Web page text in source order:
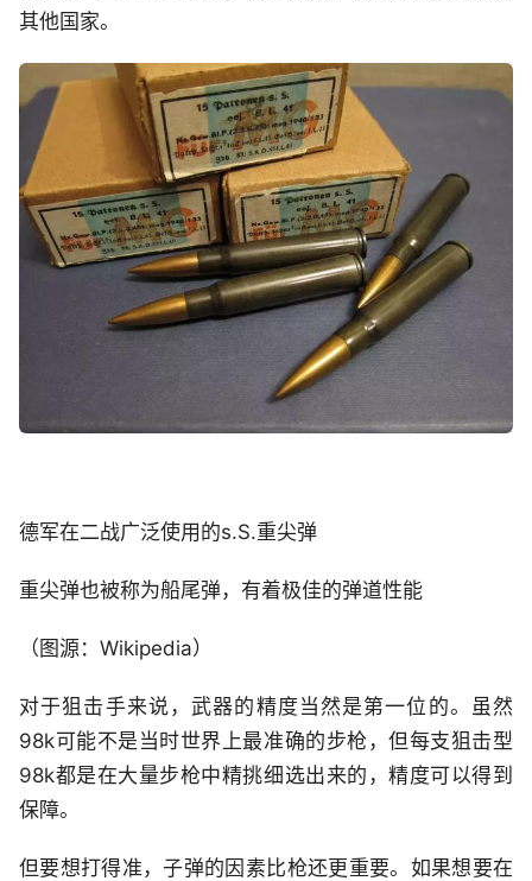
其他国家。
德军在二战广泛使用的s.S.重尖弹
重尖弹也被称为船尾弹，有着极佳的弹道性能
（图源：Wikipedia）
对于狙击手来说，武器的精度当然是第一位的。虽然
98k可能不是当时世界上最准确的步枪，但每支狙击型
98k都是在大量步枪中精挑细选出来的，精度可以得到
保障。
但要想打得准，子弹的因素比枪还更重要。如果想要在